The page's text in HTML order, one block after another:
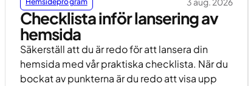
Checklista inför lansering av
hemsida
Säkerställ att du är redo för att lansera din
hemsida med vår praktiska checklista. När du
bockat av punkterna är du redo att visa upp